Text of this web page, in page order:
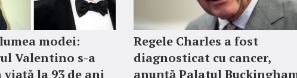
modei:
Valentino s-a
la 93 de ani
Regele Charles a fost
diagnosticat cu cancer,
anunță Palatul